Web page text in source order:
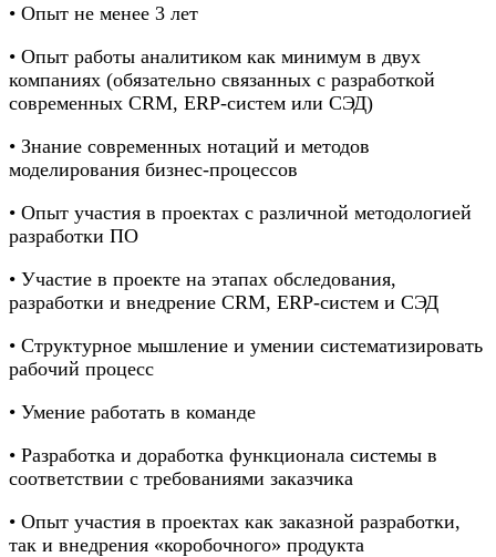
• Опыт не менее 3 лет
• Опыт работы аналитиком как минимум в двух
компаниях (обязательно связанных с разработкой
современных CRM, ERP-систем или СЭД)
• Знание современных нотаций и методов
моделирования бизнес-процессов
• Опыт участия в проектах с различной методологией
разработки ПО
• Участие в проекте на этапах обследования,
разработки и внедрение CRM, ERP-систем и СЭД
• Структурное мышление и умении систематизировать
рабочий процесс
• Умение работать в команде
• Разработка и доработка функционала системы в
соответствии с требованиями заказчика
• Опыт участия в проектах как заказной разработки,
так и внедрения «коробочного» продукта